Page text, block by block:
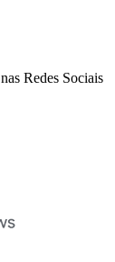
nas Redes Sociais